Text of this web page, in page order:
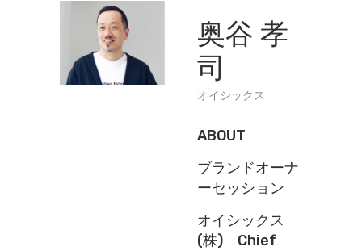
奥谷 孝
司
オイシックス
ABOUT
ブランドオーナ
ーセッション
オイシックス
(株) Chief